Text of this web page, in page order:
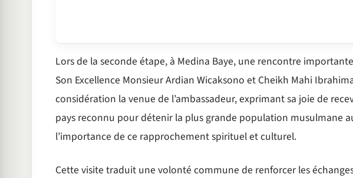
Lors de la seconde étape, à Medina Baye, une rencontre
Son Excellence Monsieur Ardian Wicaksono et Cheikh Mahi
considération la venue de l’ambassadeur, exprimant sa joie de
pays reconnu pour détenir la plus grande population musulmane
l’importance de ce rapprochement spirituel et culturel.
Cette visite traduit une volonté commune de renforcer les